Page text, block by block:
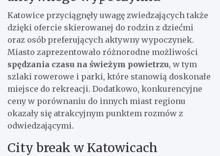
Katowice przyciągnęły uwagę zwiedzających także
dzięki ofercie skierowanej do rodzin z dziećmi
oraz osób preferujących aktywny wypoczynek.
Miasto zaprezentowało różnorodne możliwości
spędzania czasu na świeżym powietrzu, w tym
szlaki rowerowe i parki, które stanowią doskonałe
miejsce do rekreacji. Dodatkowo, konkurencyjne
ceny w porównaniu do innych miast regionu
okazały się atrakcyjnym punktem rozmów z
odwiedzającymi.
City break w Katowicach